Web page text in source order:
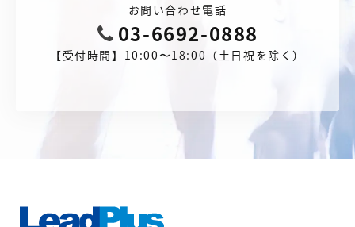
お問い合わせ電話
03-6692-0888
【受付時間】10:00〜18:00（土日祝を除く）